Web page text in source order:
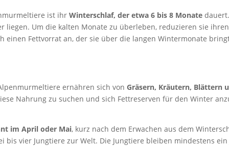
ist ihrWinterschlaf, der etwa 6 bis 8 Monate
liegen. Um die kalten Monate zu überleben, reduzieren sie
einen Fettvorrat an, der sie über die langen Wintermonate
ernähren sich vonGräsern, Kräutern, Blättern
Nahrung zu suchen und sich Fettreserven für den Winter
im April oder Mai, kurz nach dem Erwachen aus dem
bis vier Jungtiere zur Welt. Die Jungtiere bleiben mindestens